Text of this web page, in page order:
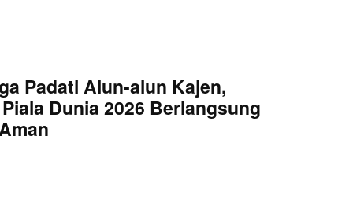
Padati Alun-alun Kajen,
Dunia 2026 Berlangsung